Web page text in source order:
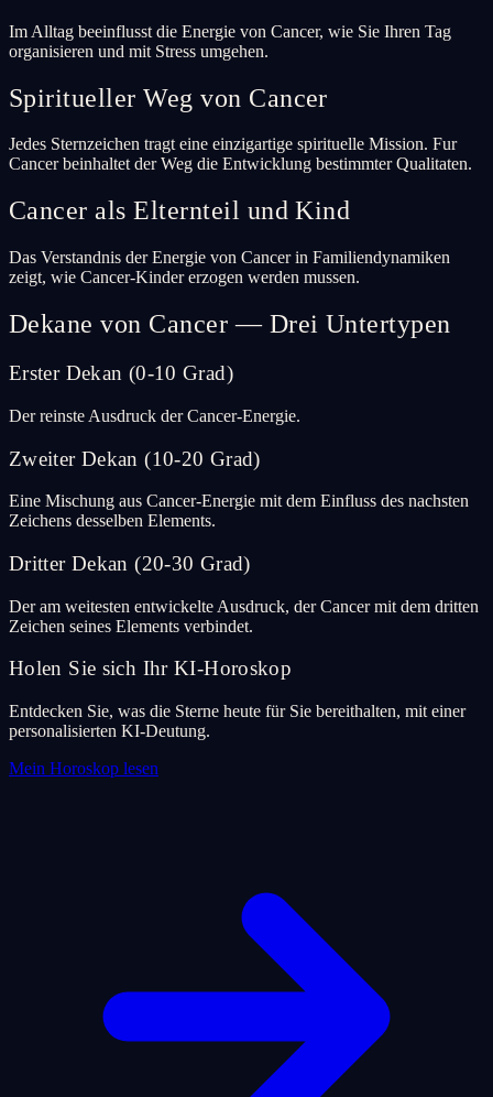
Im Alltag beeinflusst die Energie von Cancer, wie Sie Ihren Tag
organisieren und mit Stress umgehen.
Spiritueller Weg von Cancer
Jedes Sternzeichen tragt eine einzigartige spirituelle Mission. Fur
Cancer beinhaltet der Weg die Entwicklung bestimmter Qualitaten.
Cancer als Elternteil und Kind
Das Verstandnis der Energie von Cancer in Familiendynamiken
zeigt, wie Cancer-Kinder erzogen werden mussen.
Dekane von Cancer — Drei Untertypen
Erster Dekan (0-10 Grad)
Der reinste Ausdruck der Cancer-Energie.
Zweiter Dekan (10-20 Grad)
Eine Mischung aus Cancer-Energie mit dem Einfluss des nachsten
Zeichens desselben Elements.
Dritter Dekan (20-30 Grad)
Der am weitesten entwickelte Ausdruck, der Cancer mit dem dritten
Zeichen seines Elements verbindet.
Holen Sie sich Ihr KI-Horoskop
Entdecken Sie, was die Sterne heute für Sie bereithalten, mit einer
personalisierten KI-Deutung.
Mein Horoskop lesen